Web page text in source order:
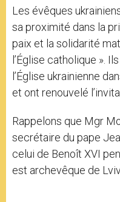
Les évêques
sa proximité dans la
paix et la solidarité
l’Église catholique ».
l’Église ukrainienne
et ont renouvelé
Rappelons que Mgr
secrétaire du pape
celui de Benoît XVI
est archevêque de